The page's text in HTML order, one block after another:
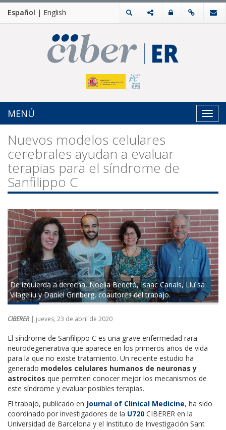
Español | English
MENÚ
Nuevos modelos celulares
cerebrales ayudan a evaluar
terapias para el síndrome de
Sanfilippo C
De izquierda a derecha, Noelia Benetó, Isaac Canals, Lluïsa
Vilageliu y Daniel Grinberg, coautores del trabajo.
CIBERER | jueves, 23 de abril de 2020
El síndrome de Sanfilippo C es una grave enfermedad rara
neurodegenerativa que aparece en los primeros años de vida
para la que no existe tratamiento. Un reciente estudio ha
generado modelos celulares humanos de neuronas y
astrocitos que permiten conocer mejor los mecanismos de
este síndrome y evaluar posibles terapias.
El trabajo, publicado en Journal of Clinical Medicine, ha sido
coordinado por investigadores de la U720 CIBERER en la
Universidad de Barcelona y el Instituto de Investigación Sant